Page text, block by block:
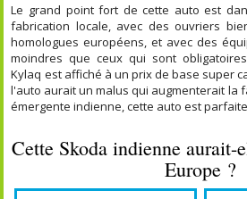
Le grand point fort de cette auto est
fabrication locale, avec des ouvriers
homologues européens, et avec des
moindres que ceux qui sont
Kylaq est affiché à un prix de base super
l'auto aurait un malus qui augmenterait la
émergente indienne, cette auto est
Cette Skoda indienne aurait-
Europe ?